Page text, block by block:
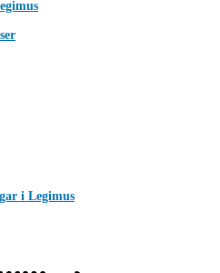
i Legimus